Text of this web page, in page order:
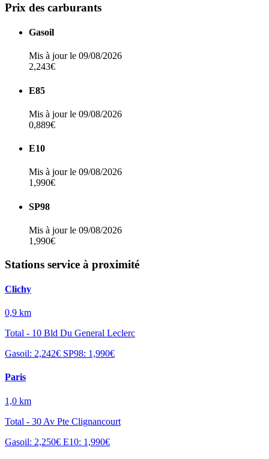
Prix des carburants
Gasoil
Mis à jour le 09/08/2026
2,243€
E85
Mis à jour le 09/08/2026
0,889€
E10
Mis à jour le 09/08/2026
1,990€
SP98
Mis à jour le 09/08/2026
1,990€
Stations service à proximité
Clichy
0,9 km
Total - 10 Bld Du General Leclerc
Gasoil: 2,242€ SP98: 1,990€
Paris
1,0 km
Total - 30 Av Pte Clignancourt
Gasoil: 2,250€ E10: 1,990€